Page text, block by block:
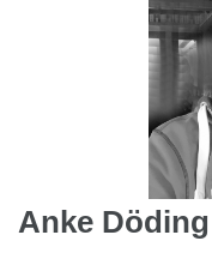
Anke Döding